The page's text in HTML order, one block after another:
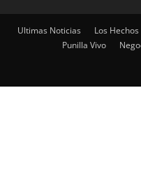
Ultimas Noticias Los Hechos
Punilla Vivo